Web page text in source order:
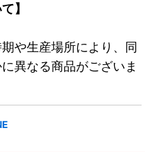
】
や生産場所により、同
異なる商品がございま